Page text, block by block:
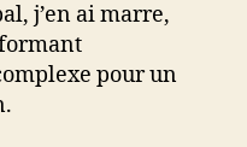
j’en ai marre,
pour un